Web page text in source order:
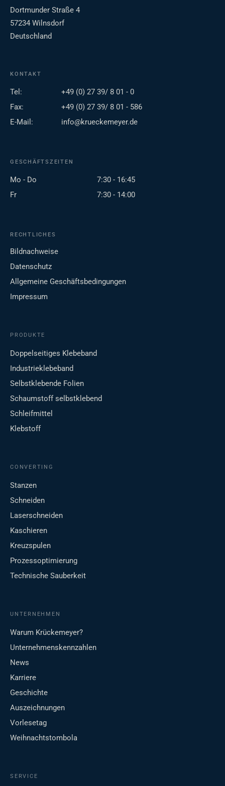
Dortmunder Straße 4
57234 Wilnsdorf
Deutschland
KONTAKT
Tel:
+49 (0) 27 39/ 8 01 - 0
Fax:
+49 (0) 27 39/ 8 01 - 586
E-Mail:
info@krueckemeyer.de
GESCHÄFTSZEITEN
Mo - Do
7:30 - 16:45
Fr
7:30 - 14:00
RECHTLICHES
Bildnachweise
Datenschutz
Allgemeine Geschäftsbedingungen
Impressum
PRODUKTE
Doppelseitiges Klebeband
Industrieklebeband
Selbstklebende Folien
Schaumstoff selbstklebend
Schleifmittel
Klebstoff
CONVERTING
Stanzen
Schneiden
Laserschneiden
Kaschieren
Kreuzspulen
Prozessoptimierung
Technische Sauberkeit
UNTERNEHMEN
Warum Krückemeyer?
Unternehmenskennzahlen
News
Karriere
Geschichte
Auszeichnungen
Vorlesetag
Weihnachtstombola
SERVICE